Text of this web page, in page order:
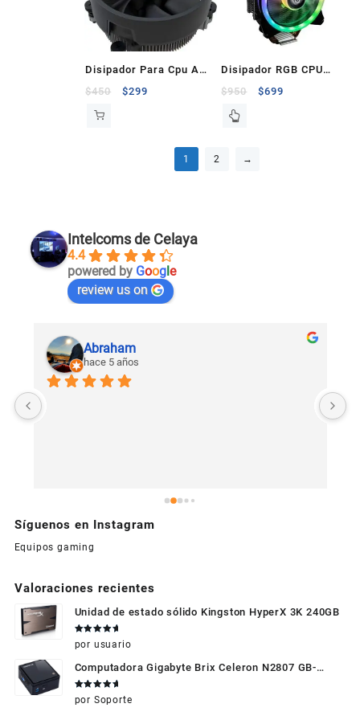
Disipador Para Cpu Amd
Ryzen Wraith Stealth
Am4
$450 $299
Disipador RGB CPU
Balam Rush Eolox
Heatsink
$950 $699
1 2 →
Intelcoms de Celaya
4.4
powered by Google
review us on
Abraham
hace 5 años
Síguenos en Instagram
Equipos gaming
Valoraciones recientes
Unidad de estado sólido Kingston HyperX 3K 240GB
en5 de 5
por usuario
Computadora Gigabyte Brix Celeron N2807 GB-
BXBT-2807 + WIFI + RAM de 4GB + HDD 500gb +
Windows 10
Valorado
en5 de 5
por Soporte